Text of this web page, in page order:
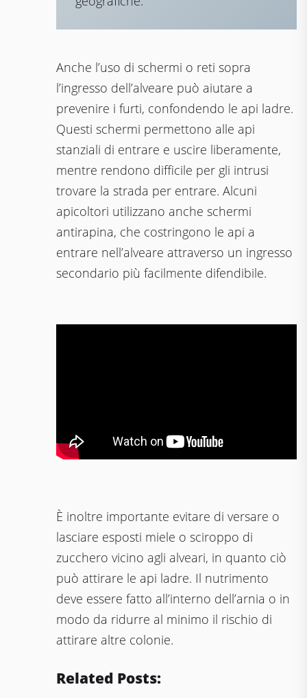
Anche l’uso di schermi o reti sopra
l’ingresso dell’alveare può aiutare a
prevenire i furti, confondendo le api ladre.
Questi schermi permettono alle api
stanziali di entrare e uscire liberamente,
mentre rendono difficile per gli intrusi
trovare la strada per entrare. Alcuni
apicoltori utilizzano anche schermi
antirapina, che costringono le api a
entrare nell’alveare attraverso un ingresso
secondario più facilmente difendibile.
È inoltre importante evitare di versare o
lasciare esposti miele o sciroppo di
zucchero vicino agli alveari, in quanto ciò
può attirare le api ladre. Il nutrimento
deve essere fatto all’interno dell’arnia o in
modo da ridurre al minimo il rischio di
attirare altre colonie.
Related Posts: